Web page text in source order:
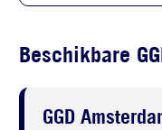
Beschikbare
GGD